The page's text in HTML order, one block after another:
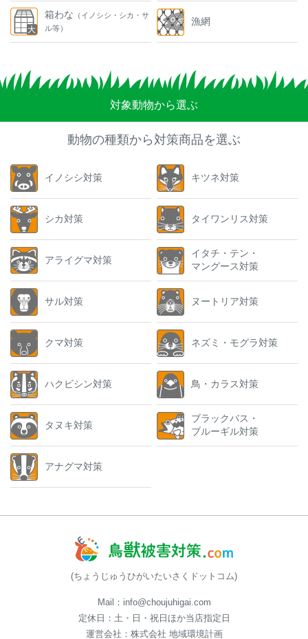
箱わな （イノシシ・シカ・サ
ル等）
漁網
対象動物から選ぶ
動物の種類から対策商品を選ぶ
イノシシ対策
シカ対策
アライグマ対策
サル対策
クマ対策
ハクビシン対策
タヌキ対策
アナグマ対策
キツネ対策
タイワンリス対策
イタチ・テン・
マングース対策
ヌートリア対策
ネズミ・モグラ対策
鳥・カラス対策
ブラックバス・
ブルーギル対策
(ちょうじゅうひがいたいさくドットコム)
Mail：info@choujuhigai.com
定休日：土・日・祝日ほか当店指定日
運営会社：株式会社 地域環境計画